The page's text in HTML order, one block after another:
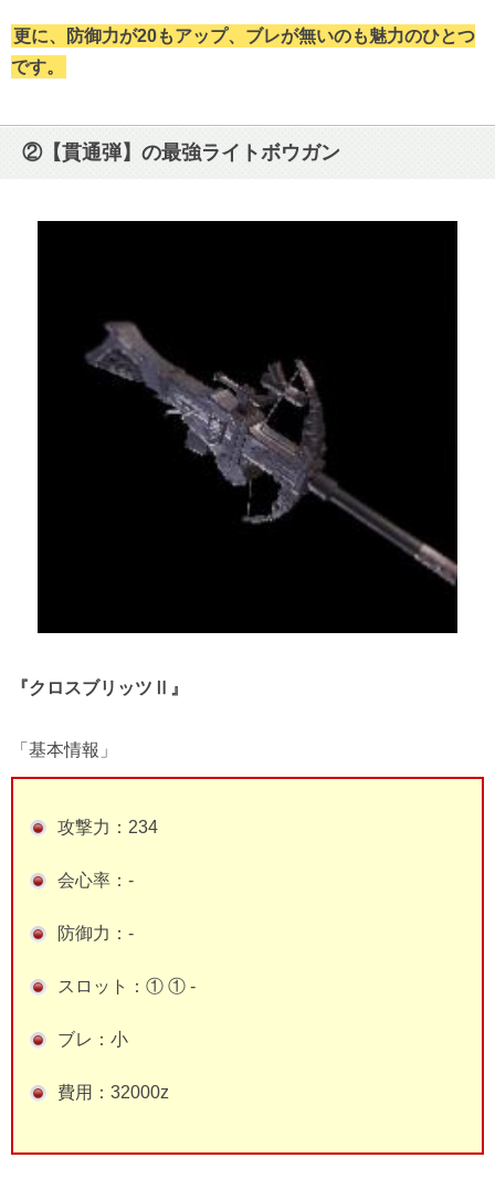
更に、防御力が20もアップ、ブレが無いのも魅力のひとつ
です。
②【貫通弾】の最強ライトボウガン
『クロスブリッツⅡ』
「基本情報」
攻撃力：234
会心率：-
防御力：-
スロット：① ① -
ブレ：小
費用：32000z